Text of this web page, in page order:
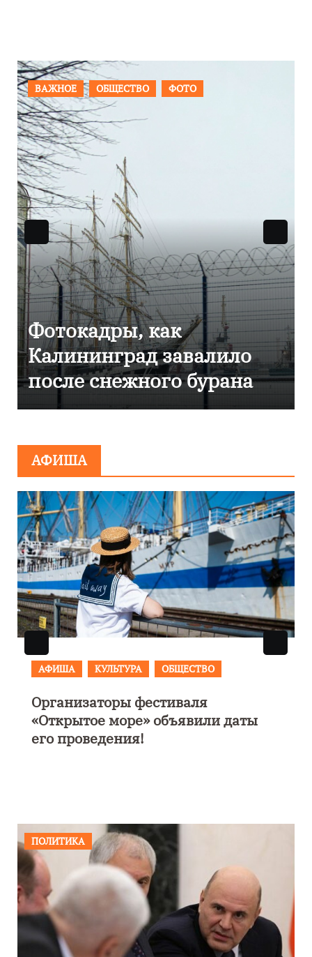
ОБЩЕСТВО ФОТО
как
завалило
снежного бурана
АФИША
АФИША
В Калининграде пройдет
фестиваль искусств «Зимние
каникулы на Балтике»
ПОЛИТИКА